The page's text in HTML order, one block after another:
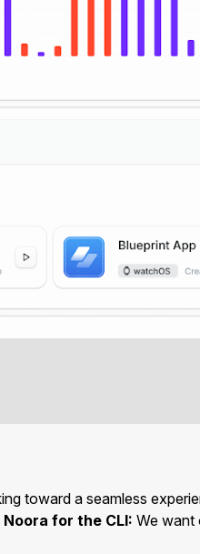
toward a seamless
for the CLI: We want